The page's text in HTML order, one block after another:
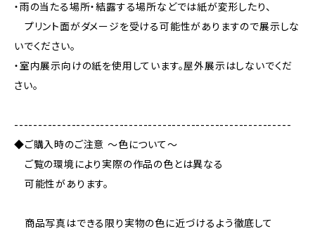
・雨の当たる場所・結露する場所などでは紙が変形したり、
プリント面がダメージを受ける可能性がありますので展示しな
いでください。
・室内展示向けの紙を使用しています。屋外展示はしないでくだ
さい。
----------------------------------------------------------
◆ご購入時のご注意 ～色について～
ご覧の環境により実際の作品の色とは異なる
可能性があります。
商品写真はできる限り実物の色に近づけるよう徹底して